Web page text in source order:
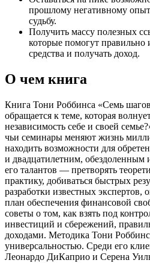
прошлому негативному
судьбу.
Получить массу полезных
которые помогут правильно
средства и получать доход.
О чем книга
Книга Тони Роббинса «Семь
обращается к теме, которая
независимость себе и своей
чьи семинары меняют жизнь
находить возможности для
и двадцатилетним, обездоленным
его талантов — претворять
практику, добиваться быстрых
разработки известных экспертов,
план обеспечения финансовой
советы о том, как взять под
инвестиций и сбережений,
доходами. Методика Тони
универсальностью. Среди его
Леонардо ДиКаприо и Серена